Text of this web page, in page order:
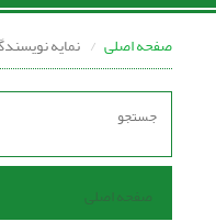
صفحه اصلی نمایه
صفحه اصلی